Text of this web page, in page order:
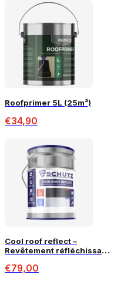
Roofprimer 5L (25m²)
€34,90
Cool roof reflect –
Revêtement réfléchissant
€79,00